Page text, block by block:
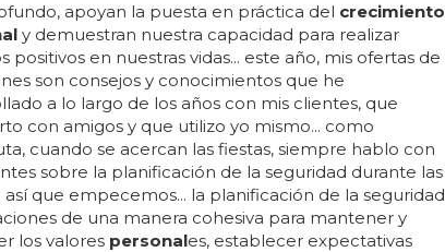
apoyan la puesta en práctica del crecimiento
y demuestran nuestra capacidad para realizar
positivos en nuestras vidas... este año, mis ofertas de
son consejos y conocimientos que he
a lo largo de los años con mis clientes, que
con amigos y que utilizo yo mismo... como
cuando se acercan las fiestas, siempre hablo con
sobre la planificación de la seguridad durante las
así que empecemos... la planificación de la seguridad
de una manera cohesiva para mantener y
los valores personales, establecer expectativas